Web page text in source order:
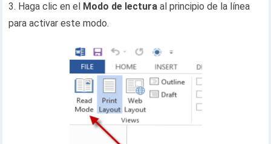
3. Haga clic en el Modo de lectura al principio de la línea
para activar este modo.